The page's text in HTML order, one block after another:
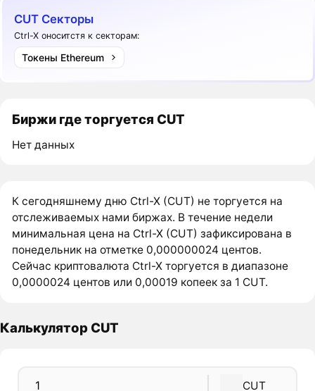
CUT Секторы
Ctrl-X оноситстя к секторам:
Токены Ethereum
Биржи где торгуется CUT
Нет данных
К сегодняшнему дню Ctrl-X (CUT) не торгуется на
отслеживаемых нами биржах. В течение недели
минимальная цена на Ctrl-X (CUT) зафиксирована в
понедельник на отметке 0,000000024 центов.
Сейчас криптовалюта Ctrl-X торгуется в диапазоне
0,0000024 центов или 0,00019 копеек за 1 CUT.
Калькулятор CUT
CUT